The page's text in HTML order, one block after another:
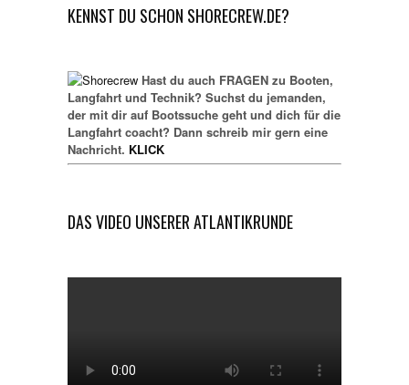
KENNST DU SCHON SHORECREW.DE?
Hast du auch FRAGEN zu Booten,
Langfahrt und Technik? Suchst du jemanden,
der mit dir auf Bootssuche geht und dich für die
Langfahrt coacht? Dann schreib mir gern eine
Nachricht. KLICK
DAS VIDEO UNSERER ATLANTIKRUNDE